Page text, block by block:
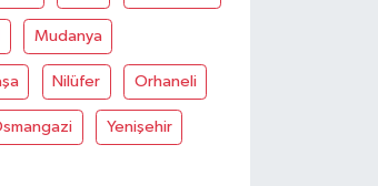
Mudanya
Nilüfer Orhaneli
Yenişehir